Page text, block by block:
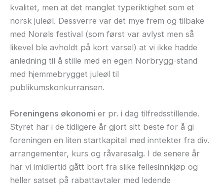
kvalitet, men at det manglet typeriktighet som et
norsk juleøl. Dessverre var det mye frem og tilbake
med Norøls festival (som først var avlyst men så
likevel ble avholdt på kort varsel) at vi ikke hadde
anledning til å stille med en egen Norbrygg-stand
med hjemmebrygget juleøl til
publikumskonkurransen.
Foreningens økonomi er pr. i dag tilfredsstillende.
Styret har i de tidligere år gjort sitt beste for å gi
foreningen en liten startkapital med inntekter fra div.
arrangementer, kurs og råvaresalg. I de senere år
har vi imidlertid gått bort fra slike fellesinnkjøp og
heller satset på rabattavtaler med ledende